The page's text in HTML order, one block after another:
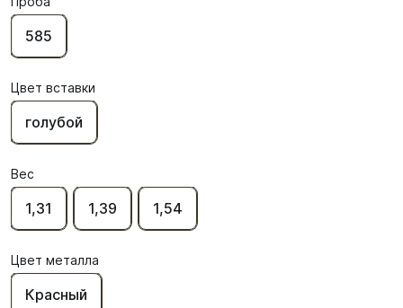
585
Цвет вставки
голубой
Вес
1,31 1,39 1,54
Цвет металла
Красный